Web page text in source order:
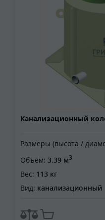
Канализационный
Размеры (высота /
Объем: 3.39 м3
Вес: 113 кг
Вид: канализационный